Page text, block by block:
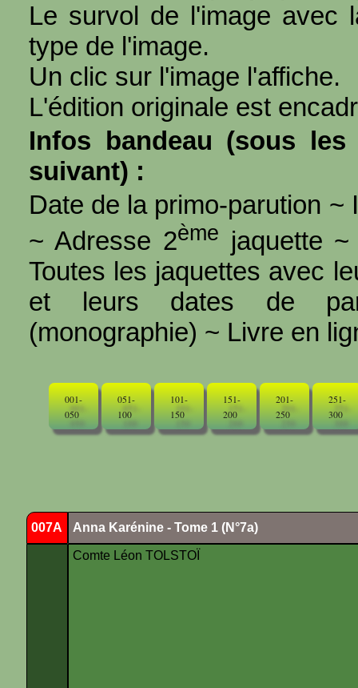
Le survol de l'image avec
type de l'image.
Un clic sur l'image l'affiche.
L'édition originale est
Infos bandeau (sous
suivant) :
Date de la primo-parution ~
~ Adresse 2ème jaquette
Toutes les jaquettes avec
et leurs dates de
(monographie) ~ Livre en
001-
050
051-
100
101-
150
151-
200
201-
250
251-
300
007A Anna Karénine - Tome 1 (N°7a)
Comte Léon TOLSTOÏ